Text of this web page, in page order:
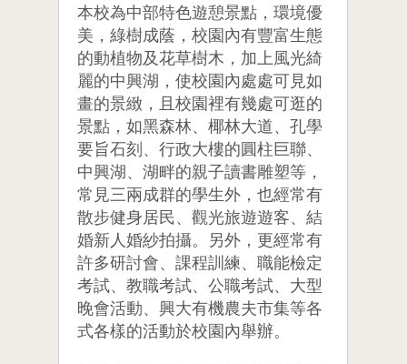
本校為中部特色遊憩景點，環境優
美，綠樹成蔭，校園內有豐富生態
的動植物及花草樹木，加上風光綺
麗的中興湖，使校園內處處可見如
畫的景緻，且校園裡有幾處可逛的
景點，如黑森林、椰林大道、孔學
要旨石刻、行政大樓的圓柱巨聯、
中興湖、湖畔的親子讀書雕塑等，
常見三兩成群的學生外，也經常有
散步健身居民、觀光旅遊遊客、結
婚新人婚紗拍攝。另外，更經常有
許多研討會、課程訓練、職能檢定
考試、教職考試、公職考試、大型
晚會活動、興大有機農夫市集等各
式各樣的活動於校園內舉辦。